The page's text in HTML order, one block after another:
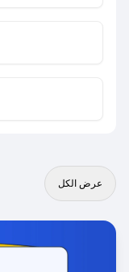
عرض الكل